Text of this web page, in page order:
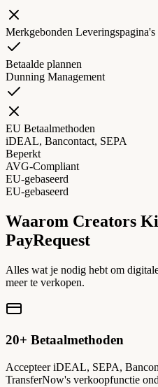
Merkgebonden Leveringspagina's
Betaalde plannen
Dunning Management
EU Betaalmethoden
iDEAL, Bancontact, SEPA
Beperkt
AVG-Compliant
EU-gebaseerd
EU-gebaseerd
Waarom Creators
PayRequest
Alles wat je nodig hebt om
meer te verkopen.
20+ Betaalmethoden
Accepteer iDEAL, SEPA,
TransferNow's verkoopfunctie